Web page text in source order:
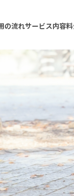
の流れサービス内容